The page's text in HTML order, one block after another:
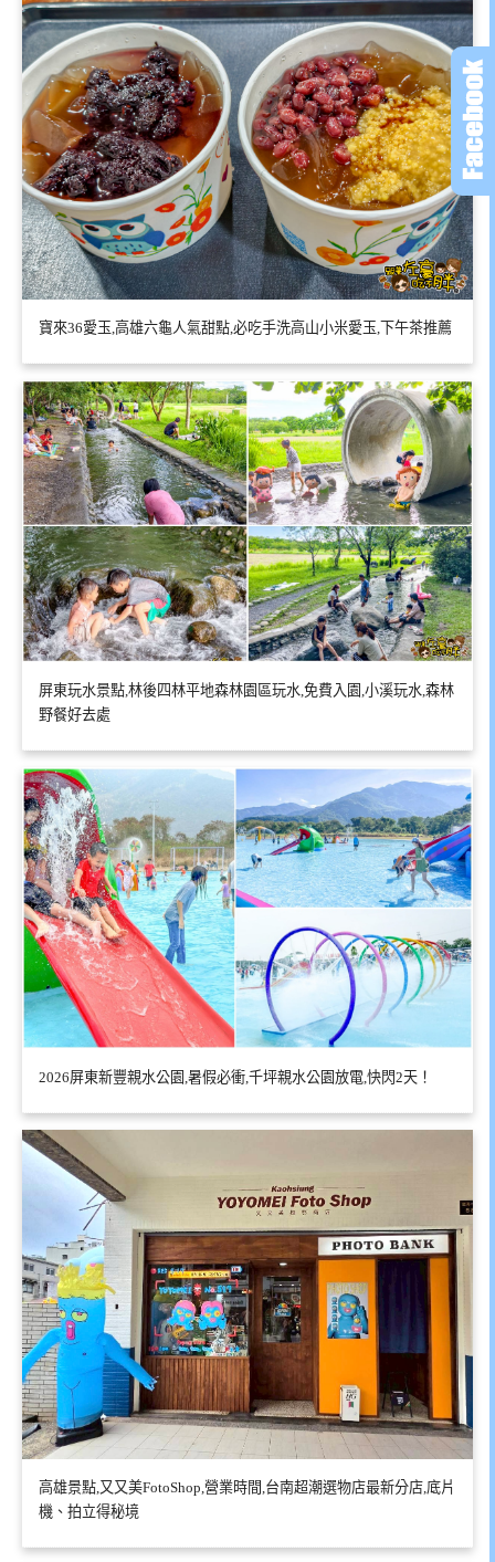
寶來36愛玉,高雄六龜人氣甜點,必吃手洗高山小米愛玉,下午茶推薦
屏東玩水景點,林後四林平地森林園區玩水,免費入園,小溪玩水,森林
野餐好去處
2026屏東新豐親水公園,暑假必衝,千坪親水公園放電,快閃2天！
高雄景點,又又美FotoShop,營業時間,台南超潮選物店最新分店,底片
機、拍立得秘境